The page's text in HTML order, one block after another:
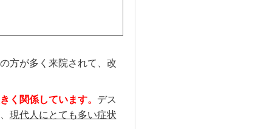
方が多く来院されて、改
く関係しています。 デス
現代人にとても多い症状